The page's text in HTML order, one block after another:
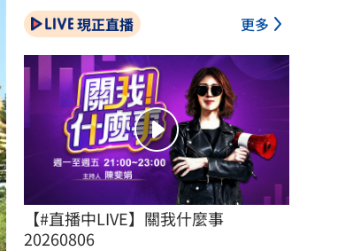
現正直播 更多
【#直播中LIVE】關我什麼事
20260806